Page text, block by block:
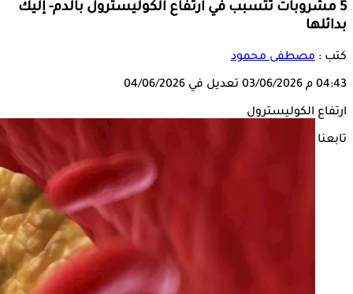
5 مشروبات تتسبب في ارتفاع الكوليسترول بالدم- إليك
بدائلها
كتب : مصطفى محمود
04:43 م 03/06/2026 تعديل في 04/06/2026
ارتفاع الكوليسترول
تابعنا على